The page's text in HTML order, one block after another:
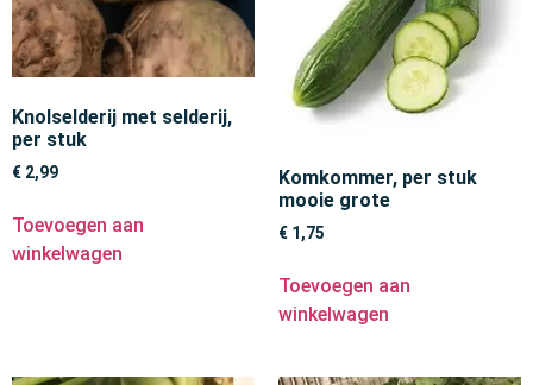
Knolselderij met selderij,
per stuk
€ 2,99
Toevoegen aan
winkelwagen
Komkommer, per stuk
mooie grote
€ 1,75
Toevoegen aan
winkelwagen